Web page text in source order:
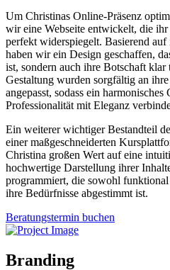
Um Christinas Online-Präsenz
wir eine Webseite entwickelt, die
perfekt widerspiegelt. Basierend
haben wir ein Design geschaffen,
ist, sondern auch ihre Botschaft
Gestaltung wurden sorgfältig an
angepasst, sodass ein harmonisches
Professionalität mit Eleganz
Ein weiterer wichtiger Bestandteil
einer maßgeschneiderten
Christina großen Wert auf eine
hochwertige Darstellung ihrer
programmiert, die sowohl
ihre Bedürfnisse abgestimmt ist.
Beratungstermin buchen
Branding